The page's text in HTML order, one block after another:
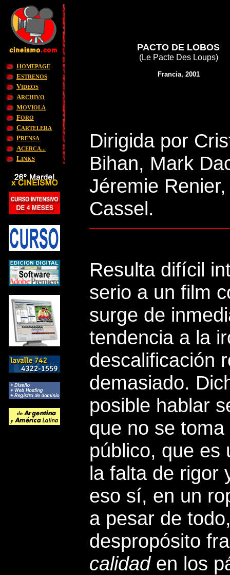
HOMEPAGE
ESTRENOS
VIDEOS
ARCHIVO
MOVIOLA
FORO
CARTELERA
PRENSA
ACERCA...
LINKS
PACTO DE LOBOS
(Le Pacte Des Loups)
Francia, 2001
Dirigida por
Bihan, Mark
Jéremie
Cassel.
Resulta difícil
serio a un film
surge de
tendencia a la
descalificación
demasiado.
posible hablar
que no se
público, que es
la falta de rigor
eso sí, en un
a pesar de
despropósito
calidaden los